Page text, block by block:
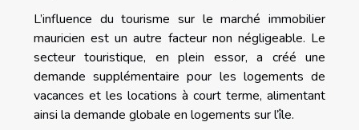
L’influence du tourisme sur le marché immobilier
mauricien est un autre facteur non négligeable. Le
secteur touristique, en plein essor, a créé une
demande supplémentaire pour les logements de
vacances et les locations à court terme, alimentant
ainsi la demande globale en logements sur l’île.